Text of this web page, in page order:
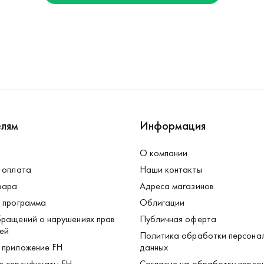
о нарушениях прав
FH
Информация
О компании
Наши контакты
Адреса магазинов
Облигации
Публичная оферта
Политика обработки
данных